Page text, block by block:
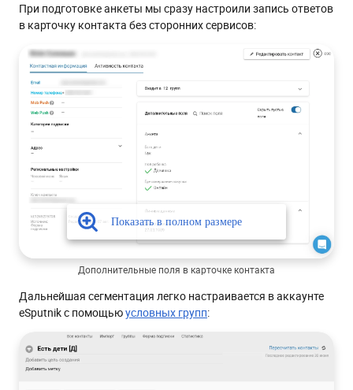
При подготовке анкеты мы сразу настроили запись ответов
в карточку контакта без сторонних сервисов:
Дополнительные поля в карточке контакта
Дальнейшая сегментация легко настраивается в аккаунте
eSputnik c помощьюусловных групп: